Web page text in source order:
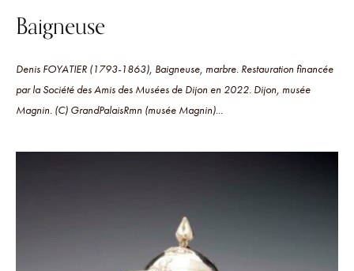
Baigneuse
Denis FOYATIER (1793-1863), Baigneuse, marbre. Restauration financée
par la Société des Amis des Musées de Dijon en 2022. Dijon, musée
Magnin. (C) GrandPalaisRmn (musée Magnin)...